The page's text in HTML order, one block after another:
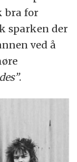
bra for
sparken der
ved å
.